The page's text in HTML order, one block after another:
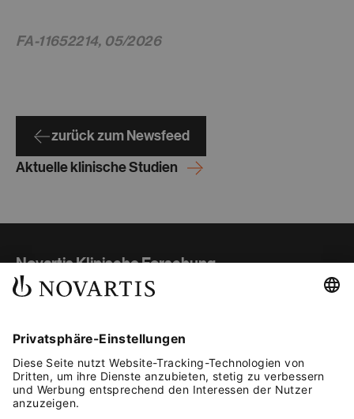
FA-11652214, 05/2026
zurück zum Newsfeed
Aktuelle klinische Studien
Novartis Klinische Forschung
Teilnahme und Ablauf
Gut informiert
Kontakt